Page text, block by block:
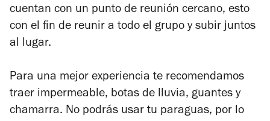
cuentan con un punto de reunión cercano, esto
con el fin de reunir a todo el grupo y subir juntos
al lugar.
Para una mejor experiencia te recomendamos
traer impermeable, botas de lluvia, guantes y
chamarra. No podrás usar tu paraguas, por lo